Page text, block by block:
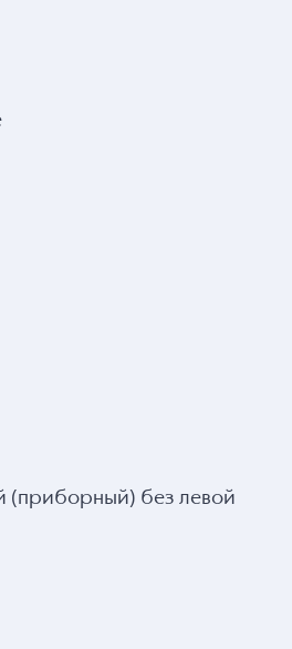
(приборный) без левой